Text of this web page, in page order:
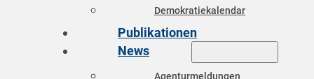
Demokratiekalendar
Publikationen
News
Agenturmeldungen